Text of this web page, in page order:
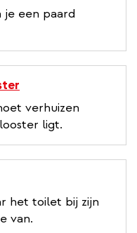
je een paard
verhuizen
ligt.
het toilet bij zijn
van.